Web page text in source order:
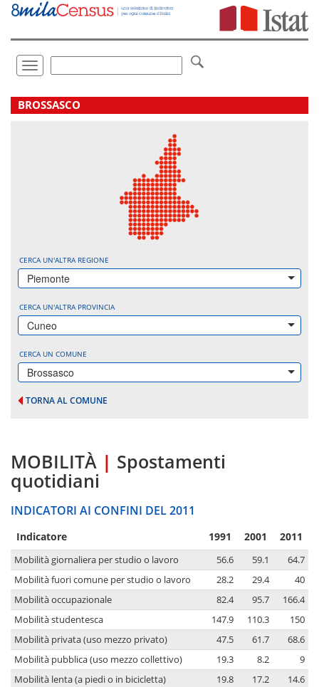
Vai
direttamente
Toggle
navigation
.
BROSSASCO
CERCA UN'ALTRA REGIONE
Piemonte
CERCA UN'ALTRA PROVINCIA
Cuneo
CERCA UN COMUNE
Brossasco
TORNA AL COMUNE
MOBILITÀ | Spostamenti
quotidiani
INDICATORI AI CONFINI DEL 2011
Indicatore 1991 2001 2011
Mobilità giornaliera per studio o lavoro 56.6 59.1
64.7
Mobilità fuori comune per studio o lavoro
28.2 29.4
40
Mobilità occupazionale
82.4 95.7
166.4
Mobilità studentesca
147.9 110.3
150
Mobilità privata (uso mezzo privato)
47.5 61.7
68.6
Mobilità pubblica (uso mezzo collettivo)
19.3 8.2
9
Mobilità lenta (a piedi o in bicicletta)
19.8 17.2
14.6